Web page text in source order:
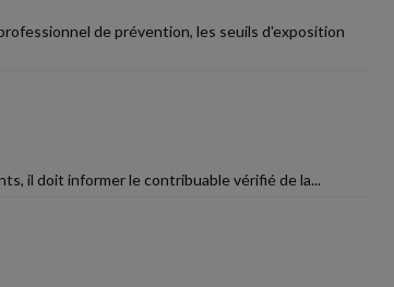
de prévention, les seuils d'exposition
il doit informer le contribuable vérifié de la...